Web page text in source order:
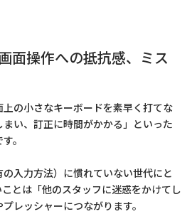
面操作への抵抗感、ミス
の小さなキーボードを素早く打てな
い、訂正に時間がかかる」といった
。
入力方法）に慣れていない世代にと
とは「他のスタッフに迷惑をかけてし
レッシャーにつながります。